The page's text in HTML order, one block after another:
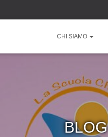
CHI SIAMO
BLOG